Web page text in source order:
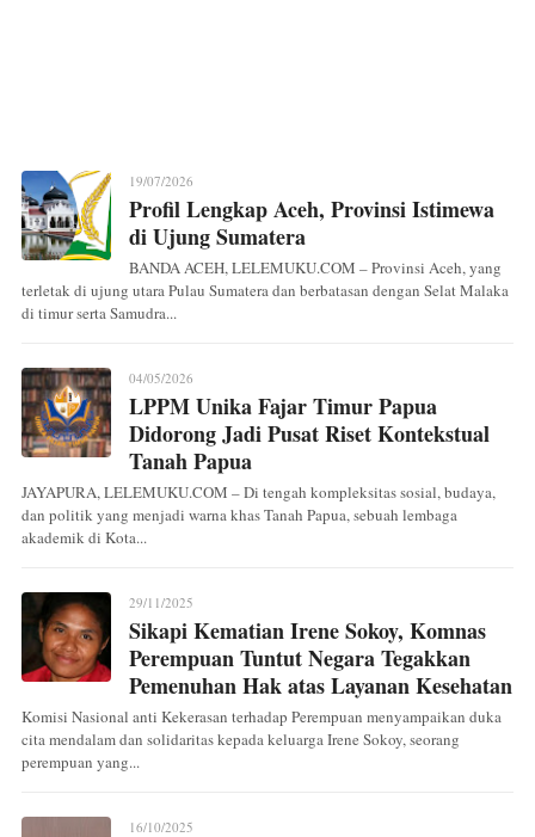
19/07/2026
Profil Lengkap Aceh, Provinsi Istimewa
di Ujung Sumatera
BANDA ACEH, LELEMUKU.COM – Provinsi Aceh, yang
terletak di ujung utara Pulau Sumatera dan berbatasan dengan Selat Malaka
di timur serta Samudra...
04/05/2026
LPPM Unika Fajar Timur Papua
Didorong Jadi Pusat Riset Kontekstual
Tanah Papua
JAYAPURA, LELEMUKU.COM – Di tengah kompleksitas sosial, budaya,
dan politik yang menjadi warna khas Tanah Papua, sebuah lembaga
akademik di Kota...
29/11/2025
Sikapi Kematian Irene Sokoy, Komnas
Perempuan Tuntut Negara Tegakkan
Pemenuhan Hak atas Layanan Kesehatan
Komisi Nasional anti Kekerasan terhadap Perempuan menyampaikan duka
cita mendalam dan solidaritas kepada keluarga Irene Sokoy, seorang
perempuan yang...
16/10/2025